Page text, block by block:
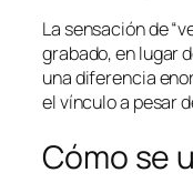
La sensación de
grabado, en lugar
una diferencia
el vínculo a pesar
Cómo se